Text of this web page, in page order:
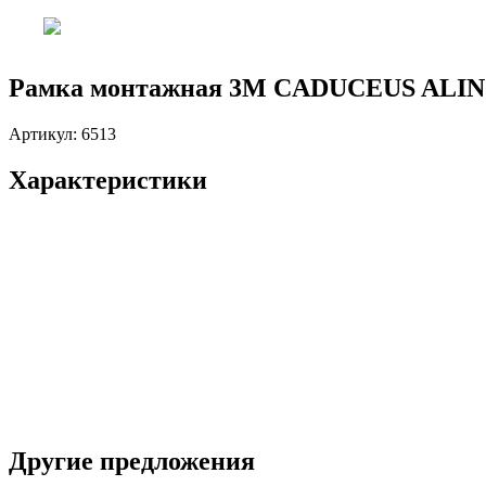
Рамка монтажная 3М CADUCEUS
Артикул: 6513
Характеристики
Другие предложения